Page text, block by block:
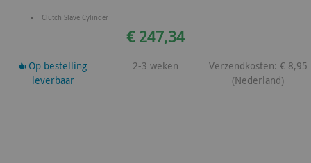
Clutch Slave Cylinder
€ 247,34
Op bestelling
leverbaar
2-3 weken
Verzendkosten: € 8,95
(Nederland)